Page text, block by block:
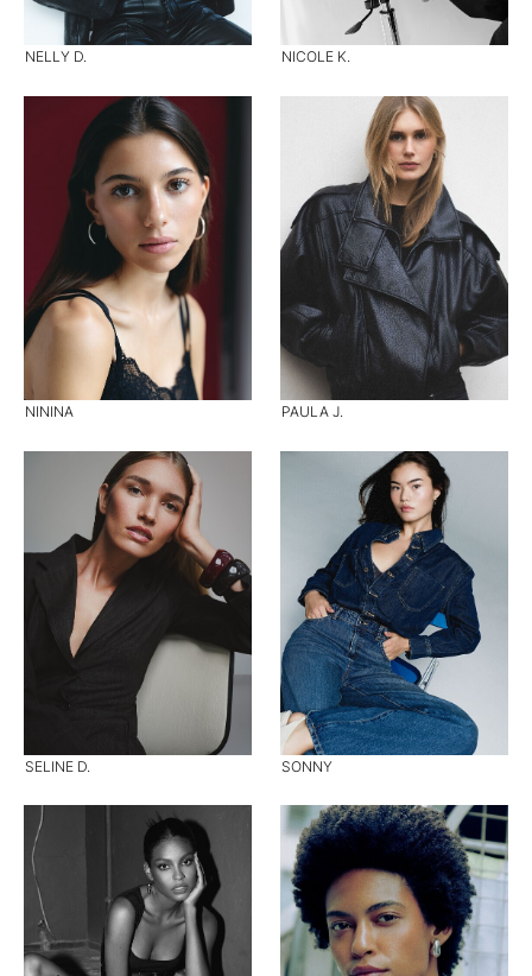
NELLY D. NICOLE K.
NININA PAULA J.
SELINE D. SONNY